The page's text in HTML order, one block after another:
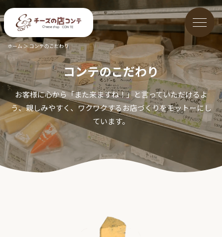
ホーム ＞ コンテのこだわり
コンテのこだわり
お客様に心から「また来ますね！」と言っていただけるよ
う、親しみやすく、ワクワクするお店づくりをモットーにし
ています。